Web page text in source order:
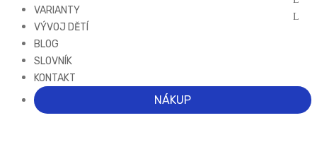
VARIANTY
VÝVOJ DĚTÍ
BLOG
SLOVNÍK
KONTAKT
NÁKUP